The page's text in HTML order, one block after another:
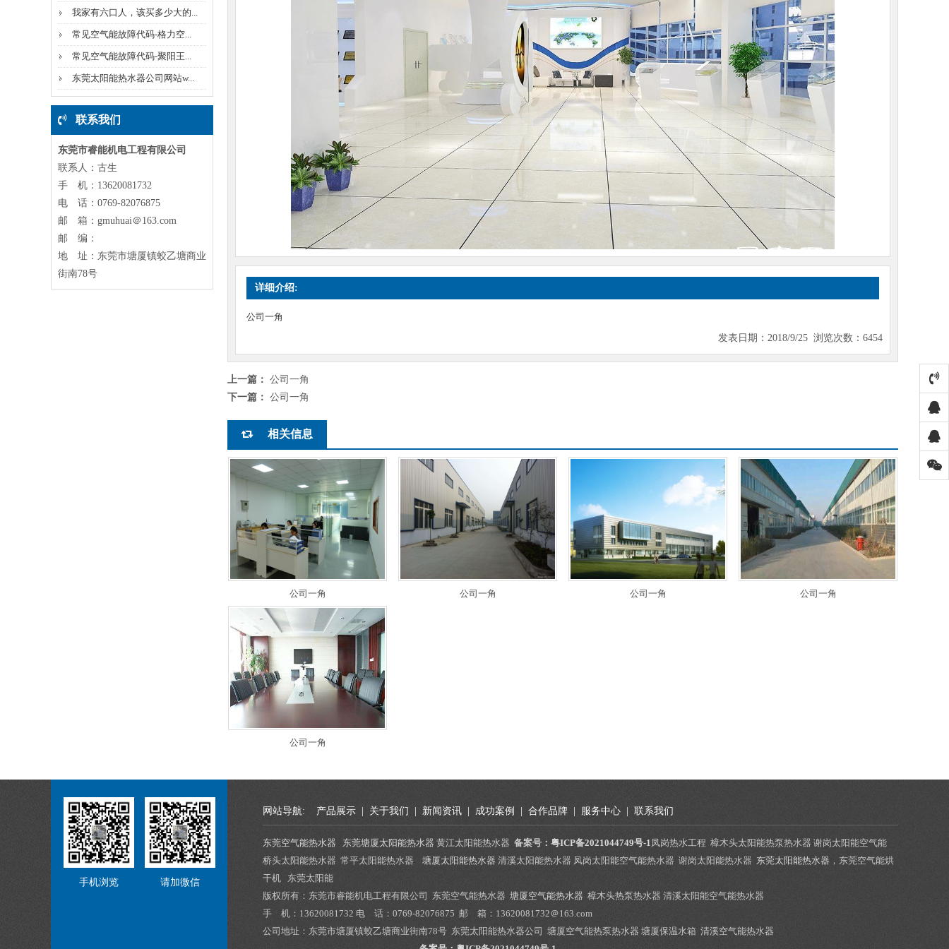
我家有六口人，该买多少大的...
常见空气能故障代码-格力空...
常见空气能故障代码-聚阳王...
东莞太阳能热水器公司网站w...
联系我们
东莞市睿能机电工程有限公司
联系人：古生
手 机：13620081732
电 话：0769-82076875
邮 箱：gmuhuai＠163.com
邮 编：
地 址：东莞市塘厦镇蛟乙塘商业
街南78号
详细介绍:
公司一角
发表日期：2018/9/25 浏览次数：6454
上一篇： 公司一角
下一篇： 公司一角
相关信息
公司一角 公司一角 公司一角 公司一角
公司一角
手机浏览 请加微信
网站导航: 产品展示 | 关于我们 | 新闻资讯 | 成功案例 | 合作品牌 | 服务中心 | 联系我们
东莞空气能热水器 东莞塘厦太阳能热水器 黄江太阳能热水器 备案号： 粤ICP备2021044749号-1 凤岗热水工程 樟木头太阳能热泵热水器 谢岗太阳能空气能
桥头太阳能热水器 常平太阳能热水器 塘厦太阳能热水器 清溪太阳能热水器 凤岗太阳能空气能热水器 谢岗太阳能热水器 东莞太阳能热水器 ，东莞空气能烘
干机 东莞太阳能
版权所有：东莞市睿能机电工程有限公司 东莞空气能热水器 塘厦空气能热水器 樟木头热泵热水器 清溪太阳能空气能热水器
手 机：13620081732 电 话：0769-82076875 邮 箱：13620081732＠163.com
公司地址：东莞市塘厦镇蛟乙塘商业街南78号 东莞太阳能热水器公司 塘厦空气能热泵热水器 塘厦保温水箱 清溪空气能热水器